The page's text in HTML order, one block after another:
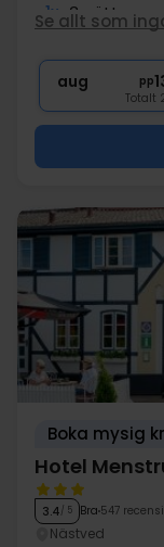
1x 3-
∞ Gratis
Se allt som
aug pp
Totalt
Boka mysig
Hotel
3.4/ 5 Bra 547
Nästved